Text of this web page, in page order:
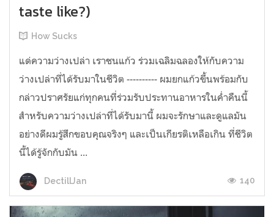
taste like?)
How Sucks
แด่ความว่างเปล่า เราชนแก้ว ร่วมเฉลิมฉลองให้กับความ
ว่างเปล่าที่ได้รับมาในชีวิต ---------- ผมยกแก้วขึ้นพร้อมกับ
กล่าวปราศรัยแก่ทุกคนที่ร่วมรับประทานอาหารในค่ำคืนนี้
สำหรับความว่างเปล่าที่ได้รับมานี้ ผมจะรักษาและดูแลมัน
อย่างดีผมรู้สึกขอบคุณจริงๆ และเป็นเกียรติเหลือเกิน ที่ชีวิต
นี้ได้รู้จักกับมัน ...
DectillJan 140